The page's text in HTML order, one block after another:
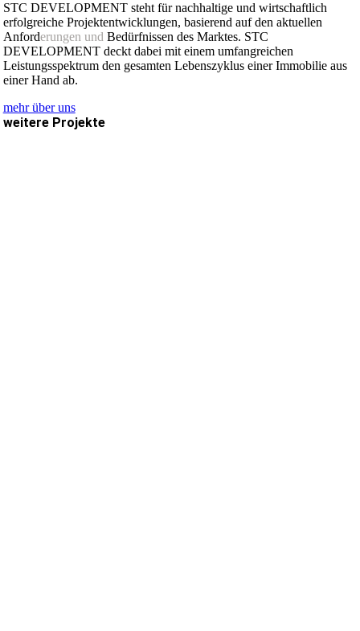
STC DEVELOPMENT steht für nachhaltige und wirtschaftlich
erfolgreiche Projektentwicklungen, basierend auf den aktuellen
Anforderungen und Bedürfnissen des Marktes. STC
DEVELOPMENT deckt dabei mit einem umfangreichen
Leistungsspektrum den gesamten Lebenszyklus einer Immobilie aus
einer Hand ab.
mehr über uns
weitere Projekte